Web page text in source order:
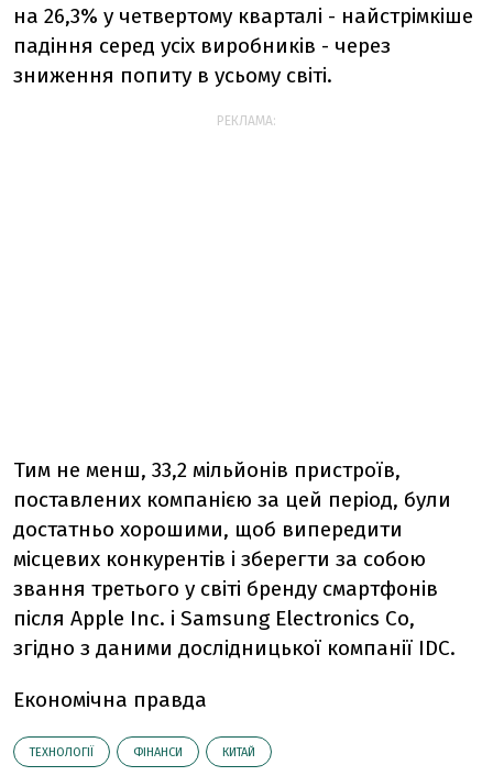
на 26,3% у четвертому кварталі - найстрімкіше
падіння серед усіх виробників - через
зниження попиту в усьому світі.
РЕКЛАМА:
Тим не менш, 33,2 мільйонів пристроїв,
поставлених компанією за цей період, були
достатньо хорошими, щоб випередити
місцевих конкурентів і зберегти за собою
звання третього у світі бренду смартфонів
після Apple Inc. і Samsung Electronics Co,
згідно з даними дослідницької компанії IDC.
Економічна правда
ТЕХНОЛОГІЇ ФІНАНСИ КИТАЙ